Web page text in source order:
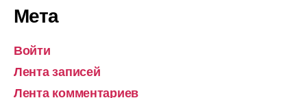
Мета
Войти
Лента записей
Лента комментариев